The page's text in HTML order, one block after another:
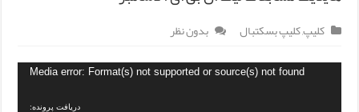
کلیپ,کلیپ بسکتبال بدون نظر
Media error: Format(s) not supported or source(s) not found
دریافت پرونده: